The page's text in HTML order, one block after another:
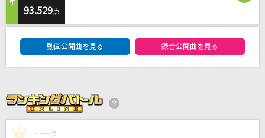
消えない虹
B'z
Five
夜撫でるメノウ
Ayase
93.529点
動画公開曲を見る 録音公開曲を見る
1 ---- 点 ----